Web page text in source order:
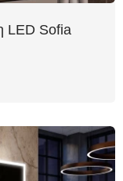
LED Sofia